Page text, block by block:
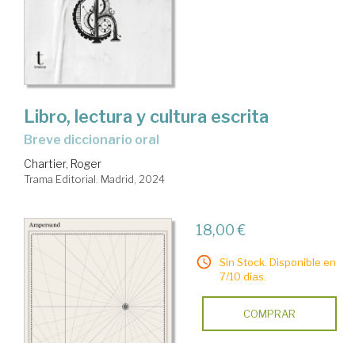
Libro, lectura y cultura escrita
Breve diccionario oral
Chartier, Roger
Trama Editorial. Madrid, 2024
18,00 €
Sin Stock. Disponible en
7/10 días.
COMPRAR